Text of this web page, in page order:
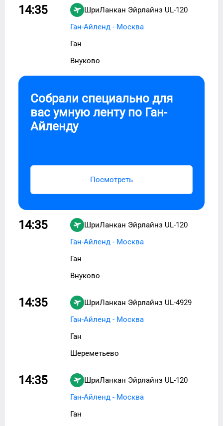
14:35 ШриЛанкан Эйрлайнз UL-120
Ган-Айленд - Москва
Ган
Внуково
Собрали специально для
вас умную ленту по Ган-
Айленду
Посмотреть
14:35 ШриЛанкан Эйрлайнз UL-120
Ган-Айленд - Москва
Ган
Внуково
14:35 ШриЛанкан Эйрлайнз UL-4929
Ган-Айленд - Москва
Ган
Шереметьево
14:35 ШриЛанкан Эйрлайнз UL-120
Ган-Айленд - Москва
Ган